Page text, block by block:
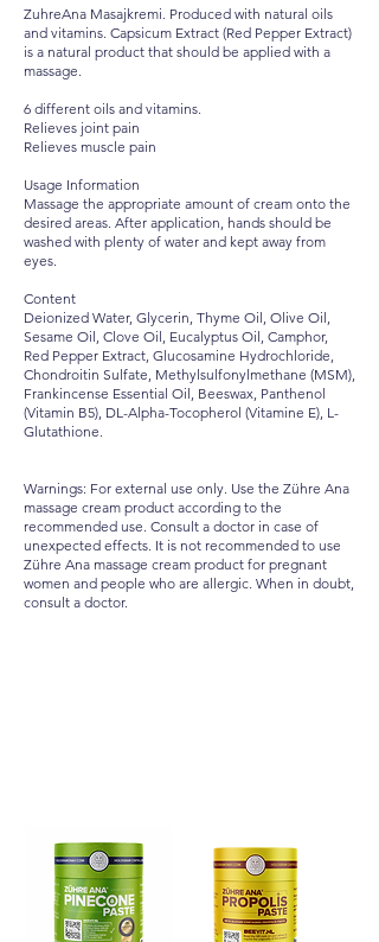
ZuhreAna Masajkremi. Produced with natural oils
and vitamins. Capsicum Extract (Red Pepper Extract)
is a natural product that should be applied with a
massage.
6 different oils and vitamins.
Relieves joint pain
Relieves muscle pain
Usage Information
Massage the appropriate amount of cream onto the
desired areas. After application, hands should be
washed with plenty of water and kept away from
eyes.
Content
Deionized Water, Glycerin, Thyme Oil, Olive Oil,
Sesame Oil, Clove Oil, Eucalyptus Oil, Camphor,
Red Pepper Extract, Glucosamine Hydrochloride,
Chondroitin Sulfate, Methylsulfonylmethane (MSM),
Frankincense Essential Oil, Beeswax, Panthenol
(Vitamin B5), DL-Alpha-Tocopherol (Vitamine E), L-
Glutathione.
Warnings: For external use only. Use the Zühre Ana
massage cream product according to the
recommended use. Consult a doctor in case of
unexpected effects. It is not recommended to use
Zühre Ana massage cream product for pregnant
women and people who are allergic. When in doubt,
consult a doctor.